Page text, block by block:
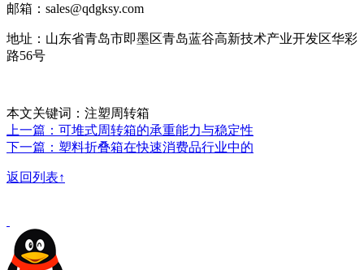
邮箱：sales@qdgksy.com
地址：山东省青岛市即墨区青岛蓝谷高新技术产业开发区华彩
路56号
本文关键词：注塑周转箱
上一篇：可堆式周转箱的承重能力与稳定性
下一篇：塑料折叠箱在快速消费品行业中的
返回列表↑